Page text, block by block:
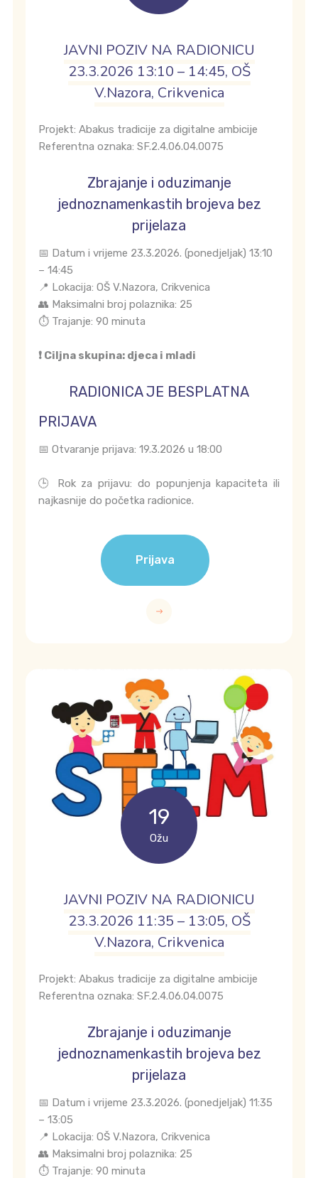
JAVNI POZIV NA RADIONICU
23.3.2026 13:10 – 14:45, OŠ
V.Nazora, Crikvenica
Projekt: Abakus tradicije za digitalne ambicije
Referentna oznaka: SF.2.4.06.04.0075
Zbrajanje i oduzimanje
jednoznamenkastih brojeva bez
prijelaza
📅 Datum i vrijeme 23.3.2026. (ponedjeljak) 13:10
– 14:45
📍 Lokacija: OŠ V.Nazora, Crikvenica
👥 Maksimalni broj polaznika: 25
⏱️ Trajanje: 90 minuta
❗ Ciljna skupina: djeca i mladi
RADIONICA JE BESPLATNA
PRIJAVA
📅 Otvaranje prijava: 19.3.2026 u 18:00
🕒 Rok za prijavu: do popunjenja kapaciteta ili
najkasnije do početka radionice.
Prijava
19
Ožu
JAVNI POZIV NA RADIONICU
23.3.2026 11:35 – 13:05, OŠ
V.Nazora, Crikvenica
Projekt: Abakus tradicije za digitalne ambicije
Referentna oznaka: SF.2.4.06.04.0075
Zbrajanje i oduzimanje
jednoznamenkastih brojeva bez
prijelaza
📅 Datum i vrijeme 23.3.2026. (ponedjeljak) 11:35
– 13:05
📍 Lokacija: OŠ V.Nazora, Crikvenica
👥 Maksimalni broj polaznika: 25
⏱️ Trajanje: 90 minuta